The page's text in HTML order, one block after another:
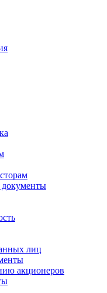
документы
лиц
акционеров